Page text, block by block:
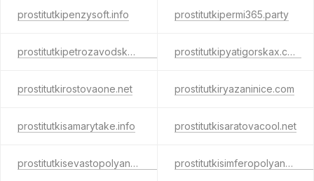
prostitutkipenzysoft.info prostitutkipermi365.party
prostitutkipetrozavodskaher.net prostitutkipyatigorskax.com
prostitutkirostovaone.net prostitutkiryazaninice.com
prostitutkisamarytake.info prostitutkisaratovacool.net
prostitutkisevastopolyanext.com prostitutkisimferopolyanow.com